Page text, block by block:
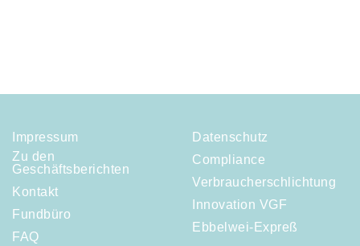
Impressum
Zu den
Geschäftsberichten
Kontakt
Fundbüro
FAQ
Datenschutz
Compliance
Verbraucherschlichtung
Innovation VGF
Ebbelwei-Expreß